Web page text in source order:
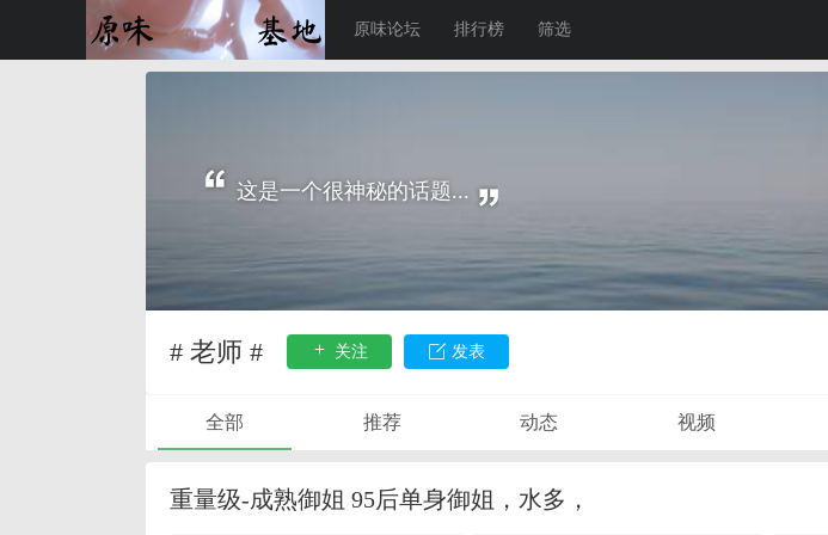
原味论坛 排行榜 筛选
这是一个很神秘的话题...
# 老师 # 关注 发表
全部 推荐 动态 视频
重量级-成熟御姐 95后单身御姐，水多，